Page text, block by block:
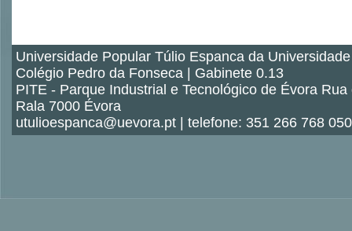
Universidade Popular Túlio Espanca da
Colégio Pedro da Fonseca | Gabinete 0.13
PITE - Parque Industrial e Tecnológico de Évora Rua
Rala 7000 Évora
utulioespanca@uevora.pt | telefone: 351 266 768 050